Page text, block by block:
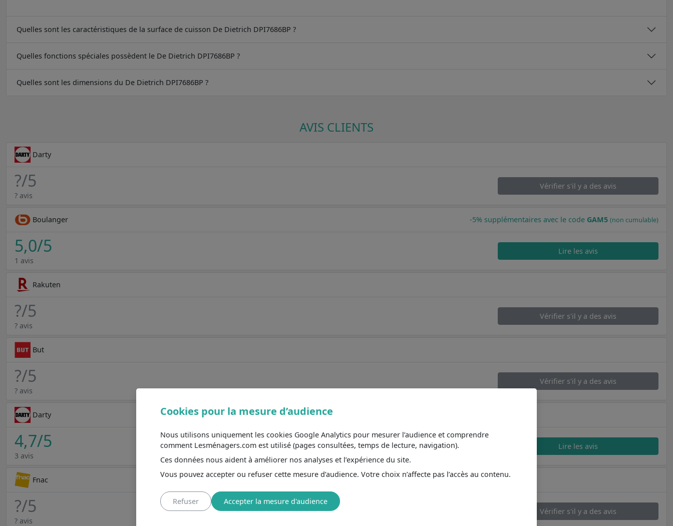
Quelles sont les caractéristiques de la surface de cuisson De Dietrich DPI7686BP ?
Quelles fonctions spéciales possèdent le De Dietrich DPI7686BP ?
Quelles sont les dimensions du De Dietrich DPI7686BP ?
AVIS CLIENTS
Darty
?/5
? avis
Vérifier s'il y a des avis
Boulanger -5% supplémentaires avec le code GAM5 (non cumulable)
5,0/5
1 avis
Lire les avis
Rakuten
?/5
? avis
Vérifier s'il y a des avis
But
?/5
? avis
Vérifier s'il y a des avis
Darty
4,7/5
3 avis
Lire les avis
Fnac
?/5
? avis
Vérifier s'il y a des avis
Cookies pour la mesure d’audience
Nous utilisons uniquement les cookies Google Analytics pour mesurer l’audience et comprendre
comment Lesménagers.com est utilisé (pages consultées, temps de lecture, navigation).
Ces données nous aident à améliorer nos analyses et l’expérience du site.
Vous pouvez accepter ou refuser cette mesure d’audience. Votre choix n’affecte pas l’accès au contenu.
Refuser Accepter la mesure d'audience